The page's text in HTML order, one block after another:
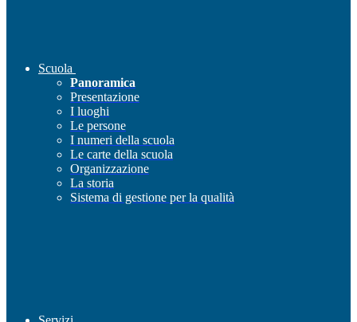
Scuola
Panoramica
Presentazione
I luoghi
Le persone
I numeri della scuola
Le carte della scuola
Organizzazione
La storia
Sistema di gestione per la qualità